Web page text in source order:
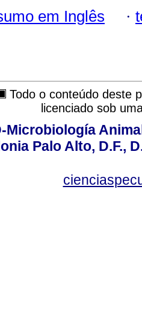
em Inglês ·
Todo o conteúdo deste
licenciado sob
Microbiología
Palo Alto, D.F.,